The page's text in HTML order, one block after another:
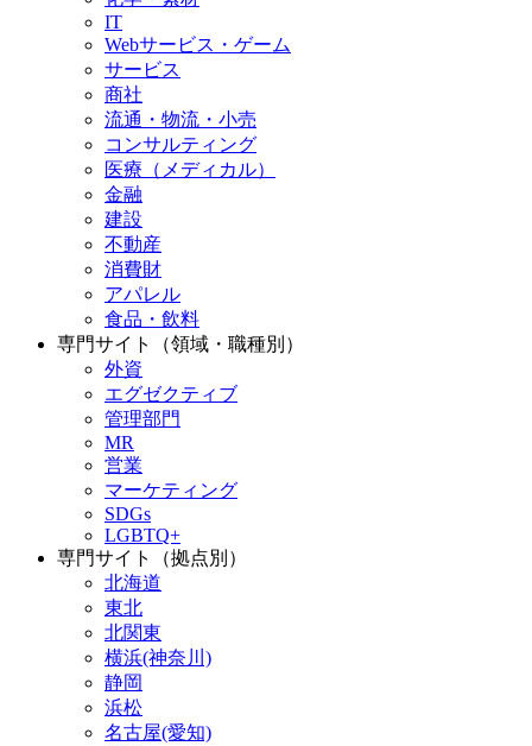
IT
Webサービス・ゲーム
サービス
商社
流通・物流・小売
コンサルティング
医療（メディカル）
金融
建設
不動産
消費財
アパレル
食品・飲料
専門サイト（領域・職種別）
外資
エグゼクティブ
管理部門
MR
営業
マーケティング
SDGs
LGBTQ+
専門サイト（拠点別）
北海道
東北
北関東
横浜(神奈川)
静岡
浜松
名古屋(愛知)